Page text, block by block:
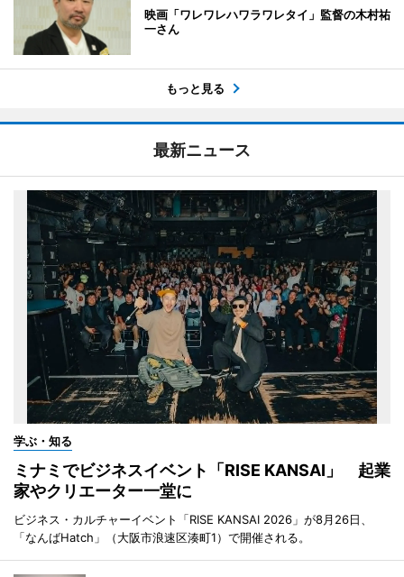
映画「ワレワレハワラワレタイ」監督の木村祐
一さん
もっと見る
最新ニュース
学ぶ・知る
ミナミでビジネスイベント「RISE KANSAI」 起業
家やクリエーター一堂に
ビジネス・カルチャーイベント「RISE KANSAI 2026」が8月26日、
「なんばHatch」（大阪市浪速区湊町1）で開催される。